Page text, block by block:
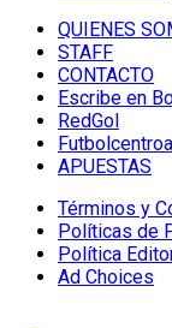
QUIENES
STAFF
CONTACTO
Escribe en
RedGol
APUESTAS
Términos y
Políticas de
Política
Ad Choices